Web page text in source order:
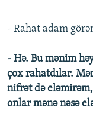
- Rahat adam
- Hə. Bu mənim
çox rahatdılar.
nifrət də
onlar mənə nəsə